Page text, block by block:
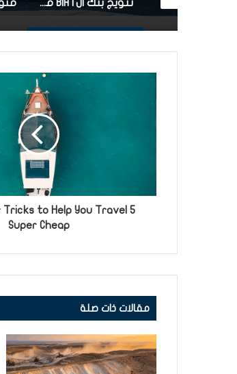
منوبة: انطلاق استغلال محطة إرسال راديوية للإنترنات عالية التدفق بمنطقة الدريجات ببرج العامري
Tricks to Help You Travel
Super Cheap
مقالات ذات صلة